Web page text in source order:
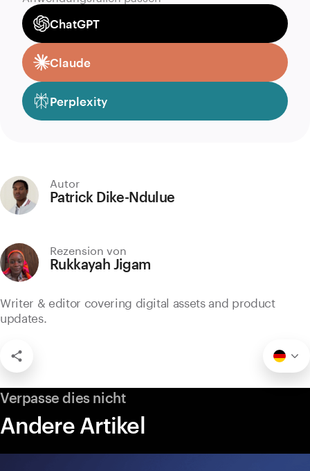
ChatGPT
Claude
Perplexity
Autor
Patrick Dike-Ndulue
Rezension von
Rukkayah Jigam
Writer & editor covering digital assets and product
updates.
Verpasse dies nicht
Andere Artikel